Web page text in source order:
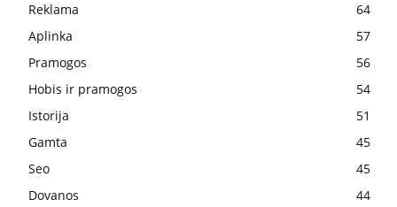
Reklama
64
Aplinka
57
Pramogos
56
Hobis ir pramogos
54
Istorija
51
Gamta
45
Seo
45
Dovanos
44